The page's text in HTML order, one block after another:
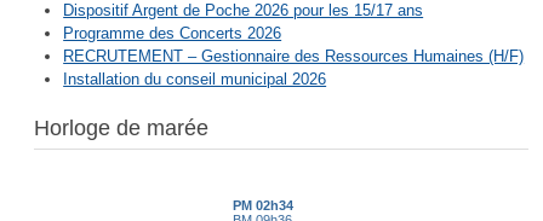
Dispositif Argent de Poche 2026 pour les 15/17 ans
Programme des Concerts 2026
RECRUTEMENT – Gestionnaire des Ressources Humaines (H/F)
Installation du conseil municipal 2026
Horloge de marée